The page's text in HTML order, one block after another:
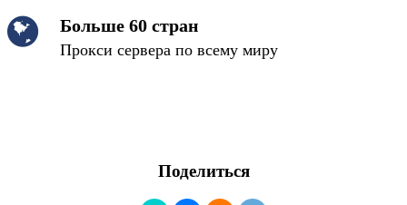
Больше 60 стран
Прокси сервера по всему миру
Поделиться